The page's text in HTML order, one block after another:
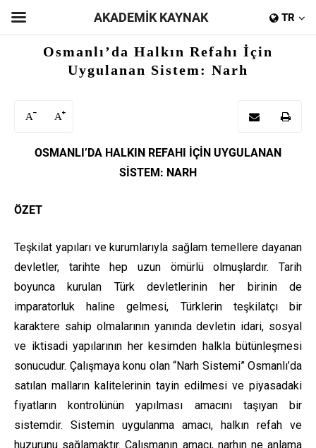
Osmanlı’da Halkın Refahı İçin
Uygulanan Sistem: Narh
A A
OSMANLI’DA HALKIN REFAHI İÇİN UYGULANAN
SİSTEM: NARH
ÖZET
Teşkilat yapıları ve kurumlarıyla sağlam temellere dayanan
devletler, tarihte hep uzun ömürlü olmuşlardır. Tarih
boyunca kurulan Türk devletlerinin her birinin de
imparatorluk haline gelmesi, Türklerin teşkilatçı bir
karaktere sahip olmalarının yanında devletin idari, sosyal
ve iktisadi yapılarının her kesimden halkla bütünleşmesi
sonucudur. Çalışmaya konu olan “Narh Sistemi” Osmanlı’da
satılan malların kalitelerinin tayin edilmesi ve piyasadaki
fiyatların kontrolünün yapılması amacını taşıyan bir
sistemdir. Sistemin uygulanma amacı, halkın refah ve
huzurunu sağlamaktır. Çalışmanın amacı, narhın ne anlama
AKADEMİK KAYNAK TR